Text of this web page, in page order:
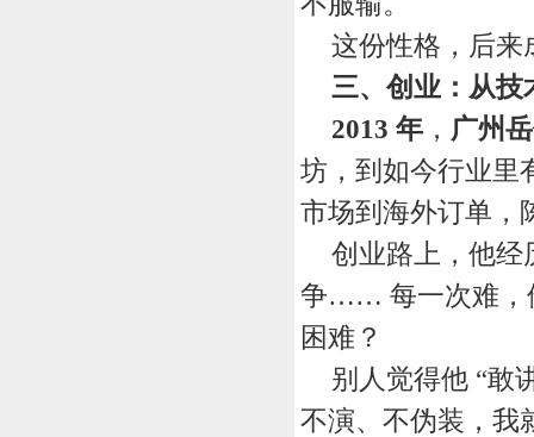
这份性格，后来
三、创业：从技
2013 年 ， 广州
坊，到如今行业里
市场到海外订单，
创业路上，他经
争……每一次难，
困难？
别人觉得他 “敢
不演、不伪装，我